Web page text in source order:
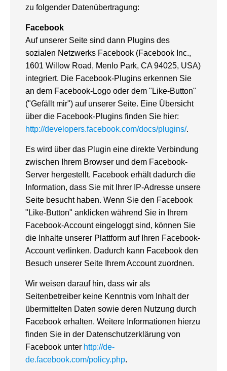
zu folgender Datenübertragung:
Facebook
Auf unserer Seite sind dann Plugins des
sozialen Netzwerks Facebook (Facebook Inc.,
1601 Willow Road, Menlo Park, CA 94025, USA)
integriert. Die Facebook-Plugins erkennen Sie
an dem Facebook-Logo oder dem "Like-Button"
("Gefällt mir") auf unserer Seite. Eine Übersicht
über die Facebook-Plugins finden Sie hier:
http://developers.facebook.com/docs/plugins/.
Es wird über das Plugin eine direkte Verbindung
zwischen Ihrem Browser und dem Facebook-
Server hergestellt. Facebook erhält dadurch die
Information, dass Sie mit Ihrer IP-Adresse unsere
Seite besucht haben. Wenn Sie den Facebook
"Like-Button" anklicken während Sie in Ihrem
Facebook-Account eingeloggt sind, können Sie
die Inhalte unserer Plattform auf Ihren Facebook-
Account verlinken. Dadurch kann Facebook den
Besuch unserer Seite Ihrem Account zuordnen.
Wir weisen darauf hin, dass wir als
Seitenbetreiber keine Kenntnis vom Inhalt der
übermittelten Daten sowie deren Nutzung durch
Facebook erhalten. Weitere Informationen hierzu
finden Sie in der Datenschutzerklärung von
Facebook unter http://de-
de.facebook.com/policy.php.